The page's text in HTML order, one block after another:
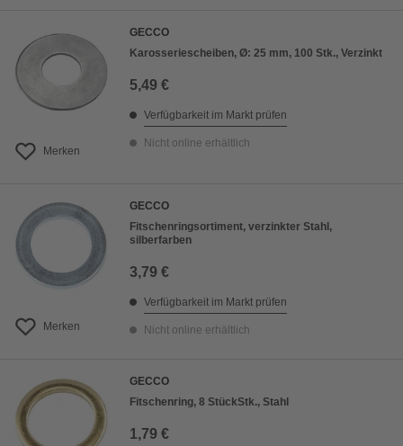
Merken
GECCO
Karosseriescheiben, Ø: 25 mm, 100 Stk., Verzinkt
5,49 €
Verfügbarkeit im Markt prüfen
Nicht online erhältlich
Merken
GECCO
Fitschenringsortiment, verzinkter Stahl,
silberfarben
3,79 €
Verfügbarkeit im Markt prüfen
Nicht online erhältlich
GECCO
Fitschenring, 8 StückStk., Stahl
1,79 €